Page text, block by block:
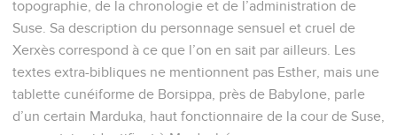
4 et que la jeune fille qui plaira au roi devienne reine à la
place de Vasthi. Cet avis eut l'approbation du roi, et il fit
ainsi.
5 Il y avait dans Suse, la capitale, un Juif nommé Mardochée,
fils de Jaïr, fils de Schimeï, fils de Kis, homme de Benjamin,
6
qui avait été emmené de Jérusalem parmi les captifs